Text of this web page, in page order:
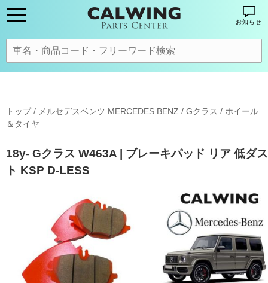
お知らせ
トップ/ メルセデスベンツ MERCEDES BENZ / Gクラス / ホイール
＆タイヤ
18y- Gクラス W463A | ブレーキパッド リア 低ダス
ト KSP D-LESS